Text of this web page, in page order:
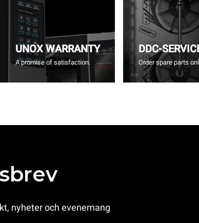
UNOX WARRANTY
A promise of satisfaction.
DDC-
Order spare parts
nyheter och evenemang